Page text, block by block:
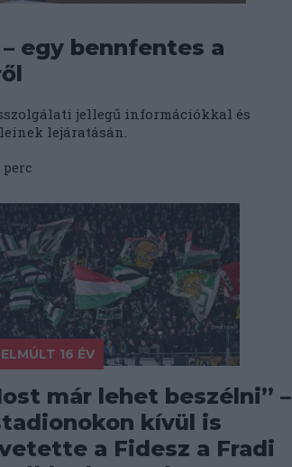
egy bennfentes a
jellegű információkkal és
lejáratásán.
perc
16 ÉV
már lehet beszélni” –
kívül is
a Fidesz a Fradi